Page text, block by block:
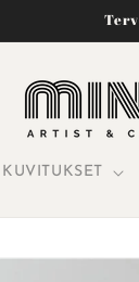
KUVITUKSET